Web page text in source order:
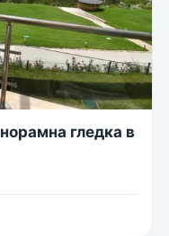
гледка в